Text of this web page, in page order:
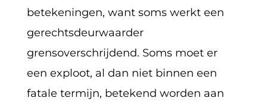
betekeningen, want soms werkt een
gerechtsdeurwaarder
grensoverschrijdend. Soms moet er
een exploot, al dan niet binnen een
fatale termijn, betekend worden aan